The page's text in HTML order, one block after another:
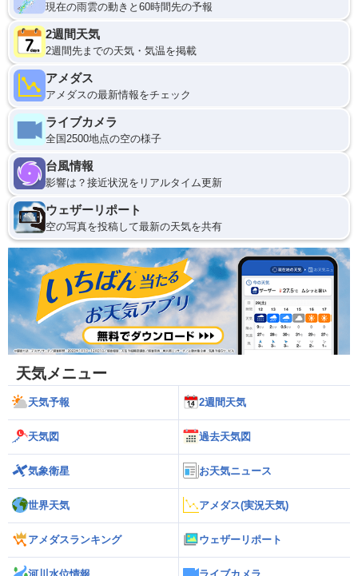
現在の雨雲の動きと60時間先の予報
2週間天気
2週間先までの天気・気温を掲載
アメダス
アメダスの最新情報をチェック
ライブカメラ
全国2500地点の空の様子
台風情報
影響は？接近状況をリアルタイム更新
ウェザーリポート
空の写真を投稿して最新の天気を共有
天気メニュー
天気予報 2週間天気
天気図 過去天気図
気象衛星 お天気ニュース
世界天気 アメダス(実況天気)
アメダスランキング ウェザーリポート